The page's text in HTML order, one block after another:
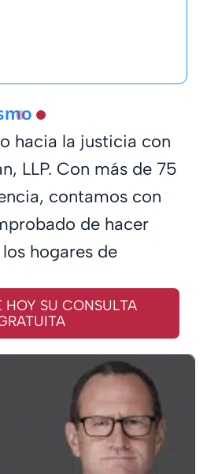
hacia la justicia con
LLP. Con más de 75
contamos con
de hacer
hogares de
SU CONSULTA